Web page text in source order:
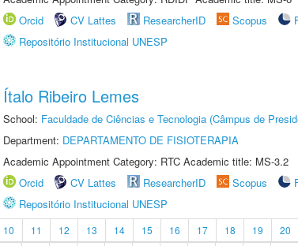
Orcid
CV Lattes ResearcherID Scopus
Repositório Institucional UNESP
Ítalo Ribeiro Lemes
School: Faculdade de Ciências e Tecnologia (Câmpus de
Department: DEPARTAMENTO DE FISIOTERAPIA
Academic Appointment Category: RTC Academic title: MS-3.2
Orcid
CV Lattes ResearcherID Scopus
Repositório Institucional UNESP
10 11 12 13 14 15 16 17 18 19 20